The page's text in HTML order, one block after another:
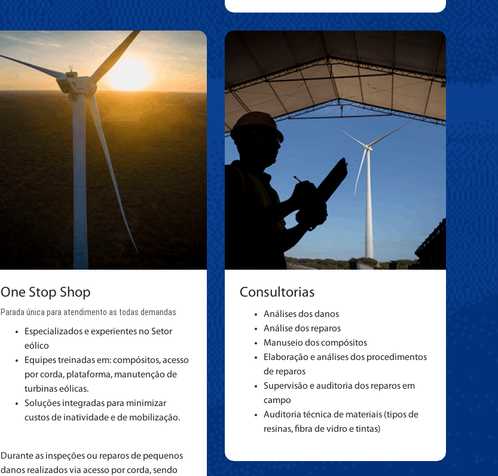
One Stop Shop
Parada única para atendimento as todas demandas
Especializados e experientes no Setor
eólico
Equipes treinadas em: compósitos, acesso
por corda, plataforma, manutenção de
turbinas eólicas.
Soluções integradas para minimizar
custos de inatividade e de mobilização.
Durante as inspeções ou reparos de pequenos
danos realizados via acesso por corda, sendo
Consultorias
Análises dos danos
Análise dos reparos
Manuseio dos compósitos
Elaboração e análises dos procedimentos
de reparos
Supervisão e auditoria dos reparos em
campo
Auditoria técnica de materiais (tipos de
resinas, fibra de vidro e tintas)